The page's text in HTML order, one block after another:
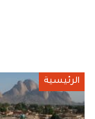
الرئيسية